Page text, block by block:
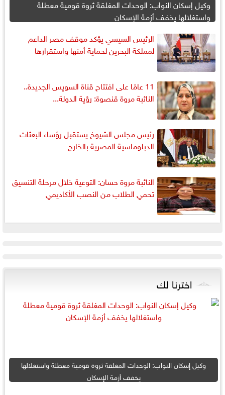
وكيل إسكان النواب: الوحدات المغلقة ثروة قومية معطلة
واستغلالها يخفف أزمة الإسكان
الرئيس السيسي يؤكد موقف مصر الداعم
لمملكة البحرين لحماية أمنها واستقرارها
11 عامًا على افتتاح قناة السويس الجديدة..
النائبة مروة قنصوة: رؤية الدولة...
رئيس مجلس الشيوخ يستقبل رؤساء البعثات
الدبلوماسية المصرية بالخارج
النائبة مروة حسان: التوعية خلال مرحلة التنسيق
تحمي الطلاب من النصب الأكاديمي
اخترنا لك
وكيل إسكان النواب: الوحدات المغلقة ثروة قومية معطلة واستغلالها
يخفف أزمة الإسكان